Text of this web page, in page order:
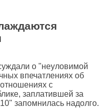
о "неуловимой
впечатлениях об
с
заплатившей за
запомнилась надолго.